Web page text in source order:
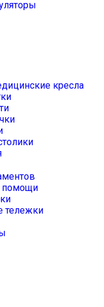
кресла
помощи
тележки